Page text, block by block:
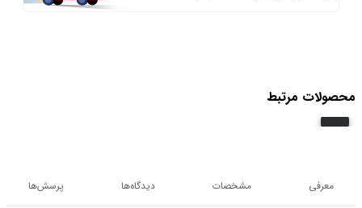
محصولات مرتبط
معرفی مشخصات دیدگاه‌ها پرسش‌ها